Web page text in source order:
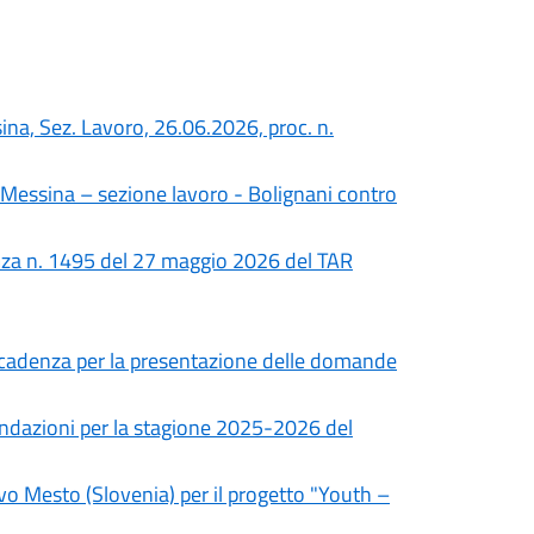
Sez. Lavoro, 26.06.2026, proc. n.
– sezione lavoro - Bolignani contro
n. 1495 del 27 maggio 2026 del TAR
per la presentazione delle domande
per la stagione 2025-2026 del
Mesto (Slovenia) per il progetto "Youth –